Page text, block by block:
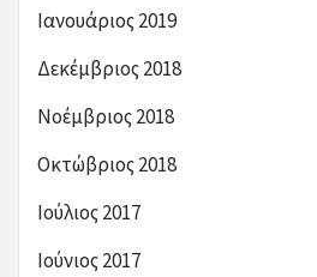
Ιανουάριος 2019
Δεκέμβριος 2018
Νοέμβριος 2018
Οκτώβριος 2018
Ιούλιος 2017
Ιούνιος 2017